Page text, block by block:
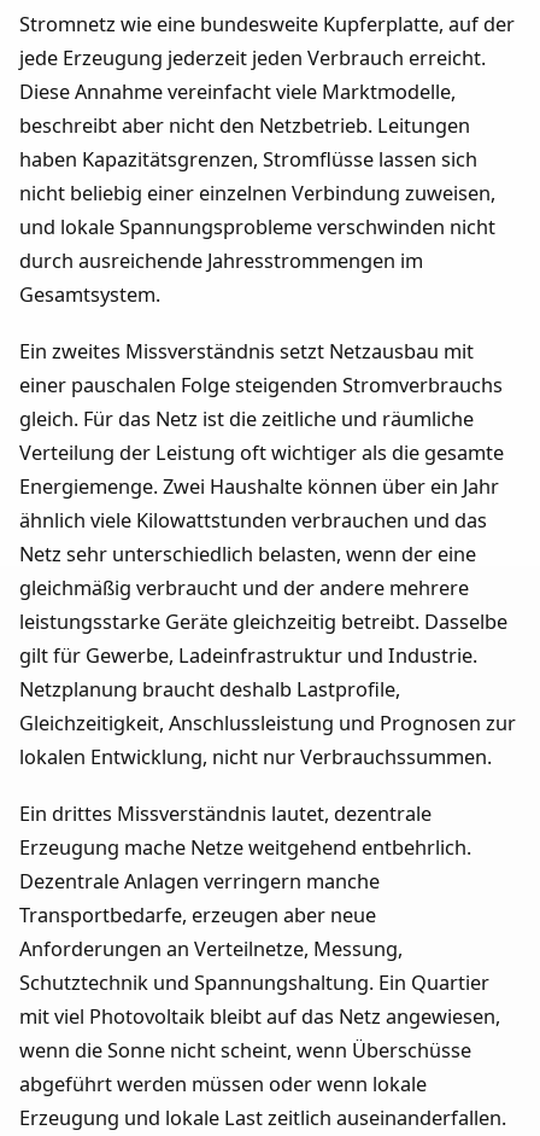
Stromnetz wie eine bundesweite Kupferplatte, auf der
jede Erzeugung jederzeit jeden Verbrauch erreicht.
Diese Annahme vereinfacht viele Marktmodelle,
beschreibt aber nicht den Netzbetrieb. Leitungen
haben Kapazitätsgrenzen, Stromflüsse lassen sich
nicht beliebig einer einzelnen Verbindung zuweisen,
und lokale Spannungsprobleme verschwinden nicht
durch ausreichende Jahresstrommengen im
Gesamtsystem.
Ein zweites Missverständnis setzt Netzausbau mit
einer pauschalen Folge steigenden Stromverbrauchs
gleich. Für das Netz ist die zeitliche und räumliche
Verteilung der Leistung oft wichtiger als die gesamte
Energiemenge. Zwei Haushalte können über ein Jahr
ähnlich viele Kilowattstunden verbrauchen und das
Netz sehr unterschiedlich belasten, wenn der eine
gleichmäßig verbraucht und der andere mehrere
leistungsstarke Geräte gleichzeitig betreibt. Dasselbe
gilt für Gewerbe, Ladeinfrastruktur und Industrie.
Netzplanung braucht deshalb Lastprofile,
Gleichzeitigkeit, Anschlussleistung und Prognosen zur
lokalen Entwicklung, nicht nur Verbrauchssummen.
Ein drittes Missverständnis lautet, dezentrale
Erzeugung mache Netze weitgehend entbehrlich.
Dezentrale Anlagen verringern manche
Transportbedarfe, erzeugen aber neue
Anforderungen an Verteilnetze, Messung,
Schutztechnik und Spannungshaltung. Ein Quartier
mit viel Photovoltaik bleibt auf das Netz angewiesen,
wenn die Sonne nicht scheint, wenn Überschüsse
abgeführt werden müssen oder wenn lokale
Erzeugung und lokale Last zeitlich auseinanderfallen.